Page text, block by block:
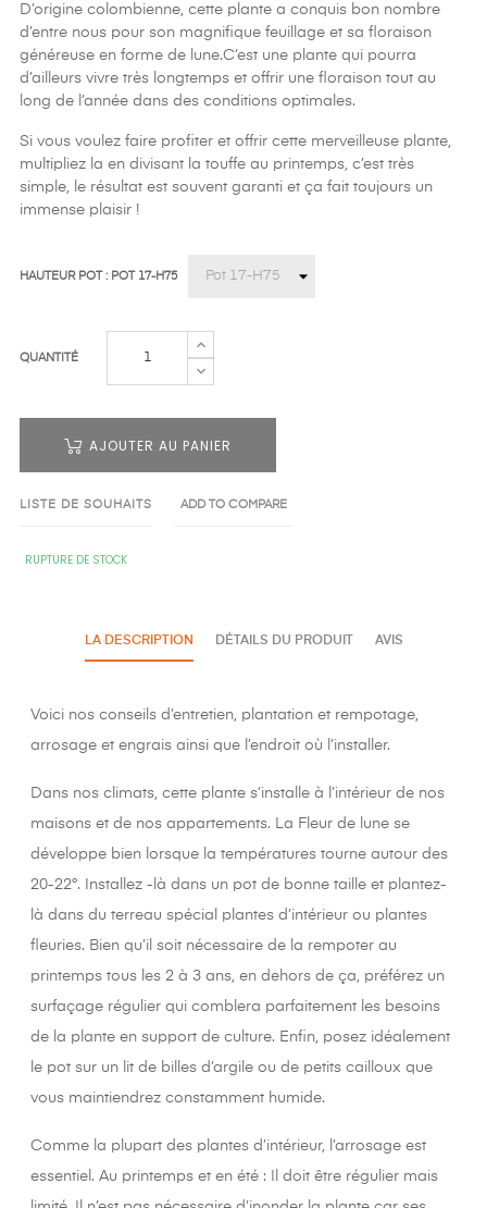
D’origine colombienne, cette plante a conquis bon nombre
d’entre nous pour son magnifique feuillage et sa floraison
généreuse en forme de lune.C’est une plante qui pourra
d’ailleurs vivre très longtemps et offrir une floraison tout au
long de l’année dans des conditions optimales.
Si vous voulez faire profiter et offrir cette merveilleuse plante,
multipliez la en divisant la touffe au printemps, c’est très
simple, le résultat est souvent garanti et ça fait toujours un
immense plaisir !
HAUTEUR POT : POT 17-H75
QUANTITÉ
AJOUTER AU PANIER
LISTE DE SOUHAITS ADD TO COMPARE
RUPTURE DE STOCK
LA DESCRIPTION DÉTAILS DU PRODUIT AVIS
Voici nos conseils d’entretien, plantation et rempotage,
arrosage et engrais ainsi que l’endroit où l’installer.
Dans nos climats, cette plante s’installe à l’intérieur de nos
maisons et de nos appartements. La Fleur de lune se
développe bien lorsque la températures tourne autour des
20-22°. Installez -là dans un pot de bonne taille et plantez-
là dans du terreau spécial plantes d’intérieur ou plantes
fleuries. Bien qu’il soit nécessaire de la rempoter au
printemps tous les 2 à 3 ans, en dehors de ça, préférez un
surfaçage régulier qui comblera parfaitement les besoins
de la plante en support de culture. Enfin, posez idéalement
le pot sur un lit de billes d’argile ou de petits cailloux que
vous maintiendrez constamment humide.
Comme la plupart des plantes d’intérieur, l’arrosage est
essentiel. Au printemps et en été : Il doit être régulier mais